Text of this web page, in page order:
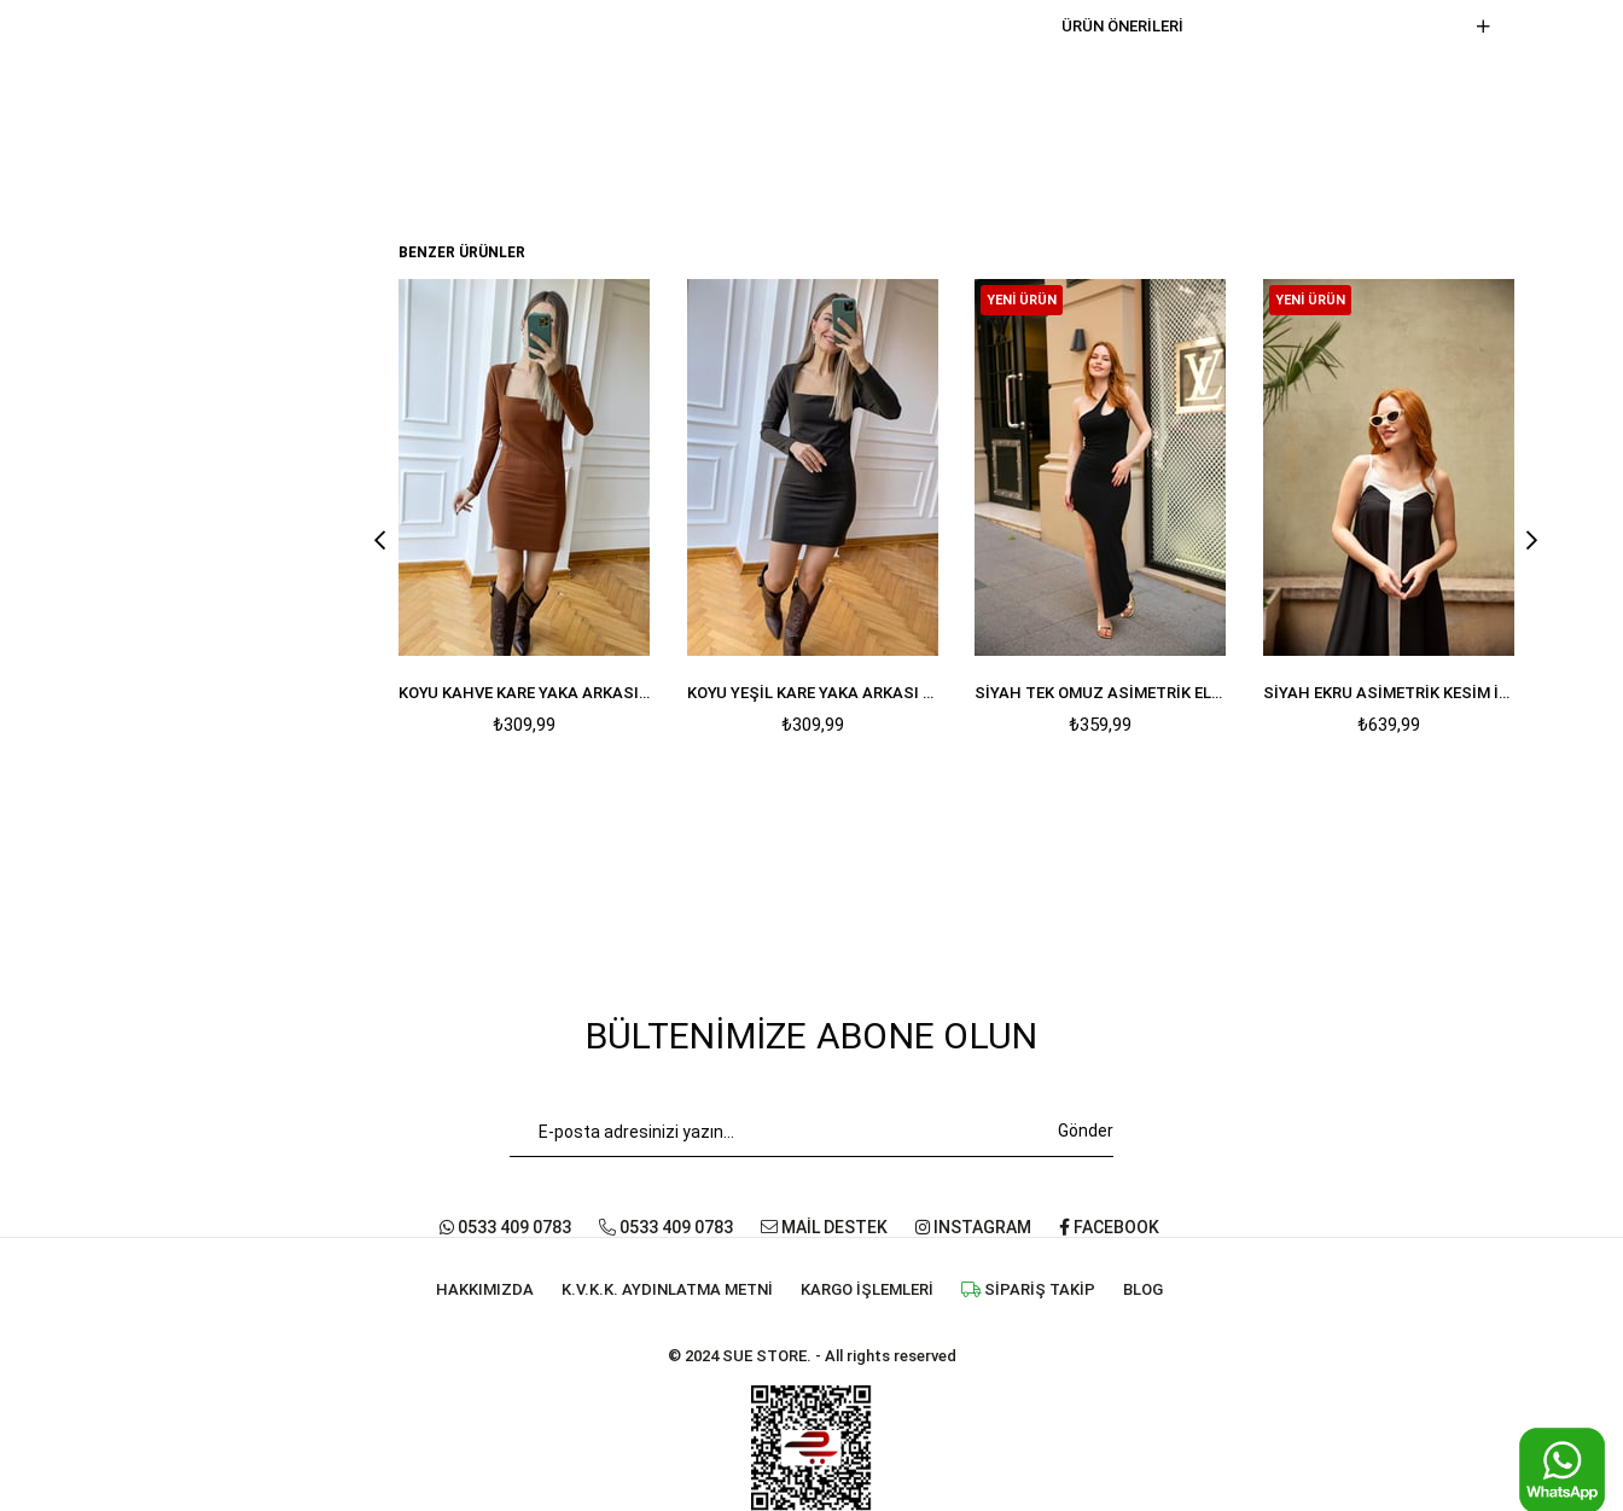
ÜRÜN ÖNERILERI
BENZER ÜRÜNLER
KOYU KAHVE KARE YAKA ARKASII FERMUARLI VATKALI ELBISE
₺309,99
KOYU YEŞIL KARE YAKA ARKASI FERMUARLI VATKALI ELBISE
₺309,99
SIYAH TEK OMUZ ASIMETRIK ELBISE
₺359,99
YENI ÜRÜN
SIYAH EKRU ASIMETRIK KESIM İP ASKILI ASTARLI ŞIFON ELBISE
₺639,99
YENI ÜRÜN
BÜLTENIMIZE ABONE OLUN
Gönder
0533 409 0783 0533 409 0783 MAİL DESTEK INSTAGRAM FACEBOOK
HAKKIMIZDA K.V.K.K. AYDINLATMA METNI KARGO İŞLEMLERI SIPARIŞ TAKIP BLOG
© 2024 SUE STORE. - All rights reserved